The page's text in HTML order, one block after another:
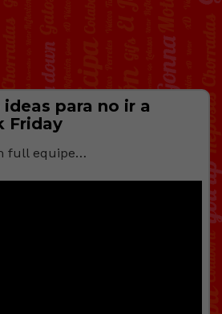
para no ir a
Friday
full equipe…